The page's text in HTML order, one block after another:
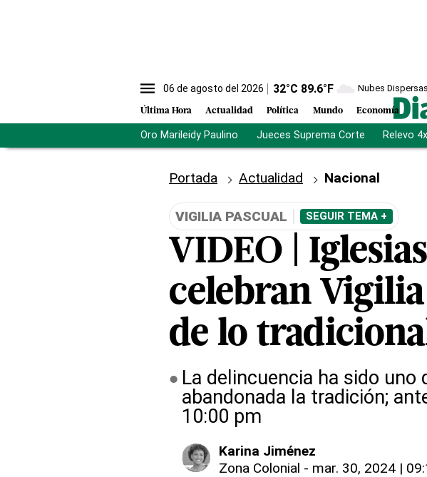
06 de agosto del 2026 32°C 89.6°F Nubes Dispersas
Última Hora Actualidad Política Mundo Economía
Oro Marileidy Paulino Jueces Suprema Corte Relevo
Portada Actualidad Nacional
VIGILIA PASCUAL SEGUIR TEMA +
VIDEO |
celebran
de lo
La delincuencia ha sido
abandonada la tradición;
10:00 pm
Karina Jiménez
Zona Colonial - mar. 30, 2024 |